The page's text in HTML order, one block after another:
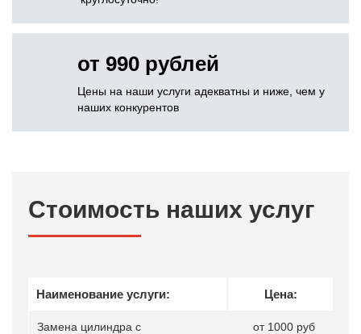
от 990 рублей
Цены на наши услуги адекватны и ниже, чем у
наших конкурентов
Стоимость наших услуг
Наименование услуги: Цена:
Замена цилиндра с
от 1000 руб